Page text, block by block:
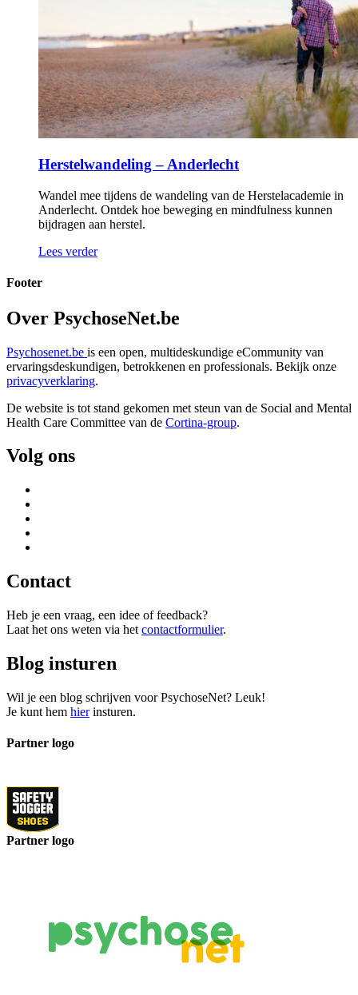
Herstelwandeling – Anderlecht
Wandel mee tijdens de wandeling van de Herstelacademie in
Anderlecht. Ontdek hoe beweging en mindfulness kunnen
bijdragen aan herstel.
Lees verder
Footer
Over PsychoseNet.be
Psychosenet.be is een open, multideskundige eCommunity van
ervaringsdeskundigen, betrokkenen en professionals. Bekijk onze
privacyverklaring.
De website is tot stand gekomen met steun van de Social and Mental
Health Care Committee van de Cortina-group.
Volg ons
Contact
Heb je een vraag, een idee of feedback?
Laat het ons weten via het contactformulier.
Blog insturen
Wil je een blog schrijven voor PsychoseNet? Leuk!
Je kunt hem hierinsturen.
Partner logo
Partner logo